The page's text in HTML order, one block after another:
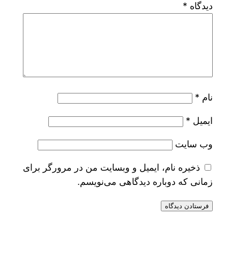
دیدگاه *
نام *
ایمیل *
وب‌ سایت
ذخیره نام، ایمیل و وبسایت من در مرورگر برای
زمانی که دوباره دیدگاهی می‌نویسم.